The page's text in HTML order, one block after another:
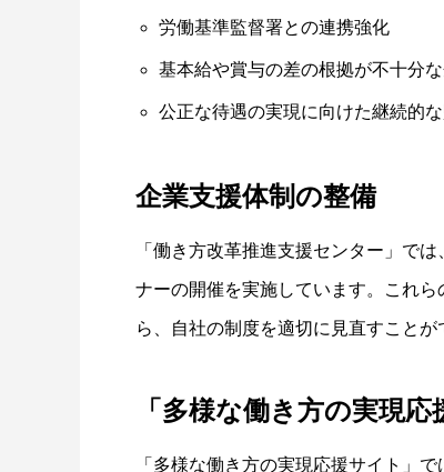
労働基準監督署との連携強化
基本給や賞与の差の根拠が不十分
公正な待遇の実現に向けた継続的
企業支援体制の整備
「働き方改革推進支援センター」 では
ナーの開催を実施しています。これ
ら、自社の制度を適切に見直すことが
「多様な働き方の実現
「多様な働き方の実現応援サイト」 で